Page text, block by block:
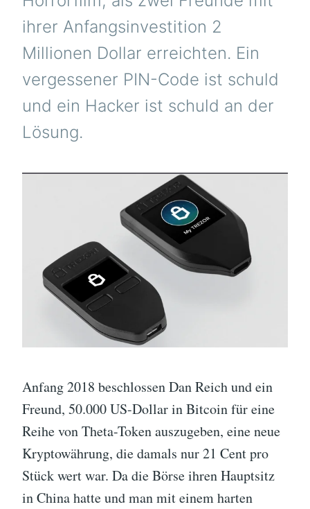
ihrer Anfangsinvestition 2
Millionen Dollar erreichten. Ein
vergessener PIN-Code ist schuld
und ein Hacker ist schuld an der
Lösung.
Anfang 2018 beschlossen Dan Reich und ein
Freund, 50.000 US-Dollar in Bitcoin für eine
Reihe von Theta-Token auszugeben, eine neue
Kryptowährung, die damals nur 21 Cent pro
Stück wert war. Da die Börse ihren Hauptsitz
in China hatte und man mit einem harten